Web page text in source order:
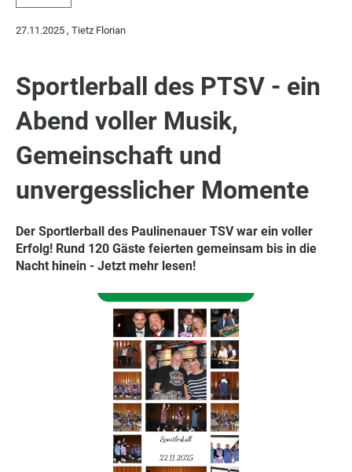
27.11.2025 , Tietz Florian
Sportlerball des PTSV - ein
Abend voller Musik,
Gemeinschaft und
unvergesslicher Momente
Der Sportlerball des Paulinenauer TSV war ein voller
Erfolg! Rund 120 Gäste feierten gemeinsam bis in die
Nacht hinein - Jetzt mehr lesen!